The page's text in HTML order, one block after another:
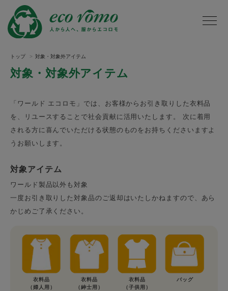
トップ 対象・対象外アイテム
対象・対象外アイテム
「ワールド エコロモ」では、お客様からお引き取りした衣料品
を、リユースすることで社会貢献に活用いたします。 次に着用
される方に喜んでいただける状態のものをお持ちくださいますよ
うお願いします。
対象アイテム
ワールド製品以外も対象
一度お引き取りした対象品のご返却はいたしかねますので、あら
かじめご了承ください。
衣料品
（婦人用）
衣料品
（紳士用）
衣料品
（子供用）
バッグ